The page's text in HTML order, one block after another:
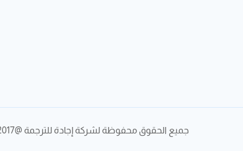
جميع الحقوق محفوظة لشركة إجادة للترجمة @2017-2025